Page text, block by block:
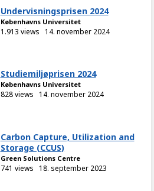
Undervisningsprisen 2024
Københavns Universitet
1.913 views 14. november 2024
Studiemiljøprisen 2024
Københavns Universitet
828 views 14. november 2024
Carbon Capture, Utilization and
Storage (CCUS)
Green Solutions Centre
741 views 18. september 2023